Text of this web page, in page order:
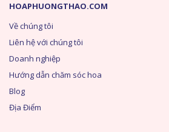
HOAPHUONGTHAO.COM
Về chúng tôi
Liên hệ với chúng tôi
Doanh nghiệp
Hướng dẫn chăm sóc hoa
Blog
Địa Điểm